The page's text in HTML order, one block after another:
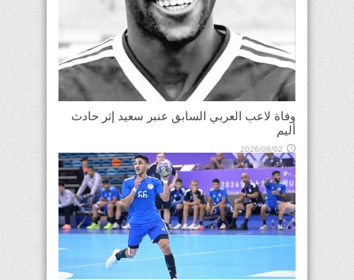
وفاة لاعب العربي السابق عنبر سعيد إثر حادث
أليم
2026/08/02